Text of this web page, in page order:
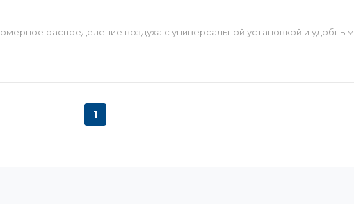
распределение воздуха с универсальной установкой и удобным
1